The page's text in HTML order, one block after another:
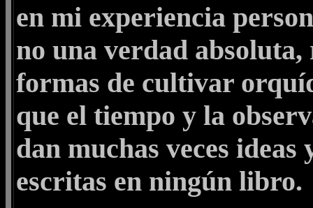
en mi experiencia
no una verdad
formas de cultivar
que el tiempo y la
dan muchas veces ideas
escritas en ningún libro.